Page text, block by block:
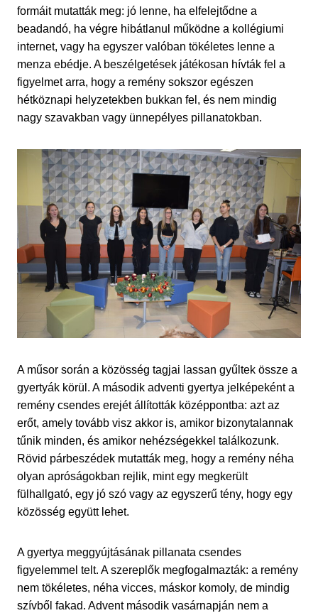
formáit mutatták meg: jó lenne, ha elfelejtődne a
beadandó, ha végre hibátlanul működne a kollégiumi
internet, vagy ha egyszer valóban tökéletes lenne a
menza ebédje. A beszélgetések játékosan hívták fel a
figyelmet arra, hogy a remény sokszor egészen
hétköznapi helyzetekben bukkan fel, és nem mindig
nagy szavakban vagy ünnepélyes pillanatokban.
A műsor során a közösség tagjai lassan gyűltek össze a
gyertyák körül. A második adventi gyertya jelképeként a
remény csendes erejét állították középpontba: azt az
erőt, amely tovább visz akkor is, amikor bizonytalannak
tűnik minden, és amikor nehézségekkel találkozunk.
Rövid párbeszédek mutatták meg, hogy a remény néha
olyan apróságokban rejlik, mint egy megkerült
fülhallgató, egy jó szó vagy az egyszerű tény, hogy egy
közösség együtt lehet.
A gyertya meggyújtásának pillanata csendes
figyelemmel telt. A szereplők megfogalmazták: a remény
nem tökéletes, néha vicces, máskor komoly, de mindig
szívből fakad. Advent második vasárnapján nem a